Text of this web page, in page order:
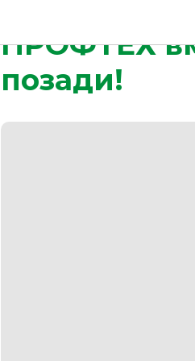
ПРОФТЕХ
позади!